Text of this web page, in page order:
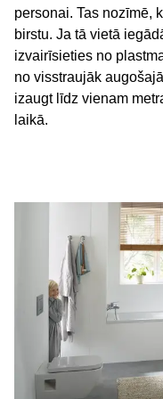
personai. Tas nozīmē,
birstu. Ja tā vietā
izvairīsieties no
no visstraujāk
izaugt līdz vienam
laikā.